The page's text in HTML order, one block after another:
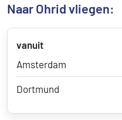
Naar Ohrid vliegen:
vanuit
Amsterdam
Dortmund